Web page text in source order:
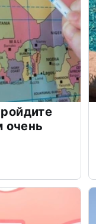
очень